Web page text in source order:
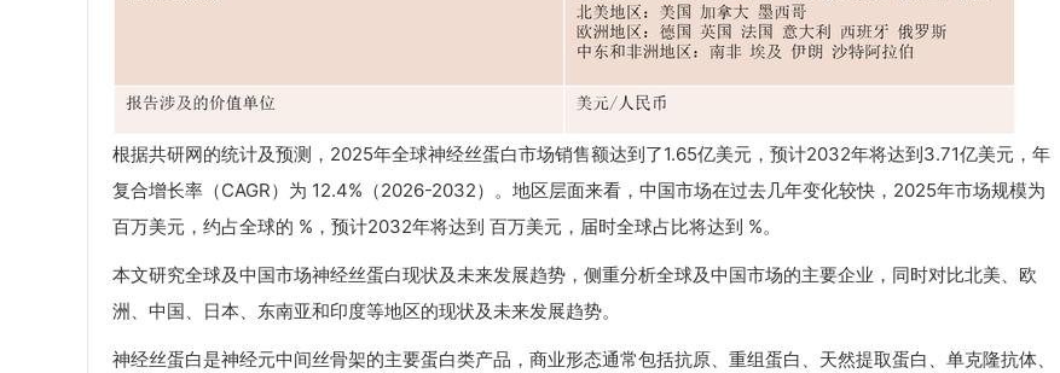
根据共研网的统计及预测，2025年全球神经丝蛋白市场销售额达到了1.65亿美元，预计2032年将达到3.71亿美元，年
复合增长率（CAGR）为 12.4%（2026-2032）。地区层面来看，中国市场在过去几年变化较快，2025年市场规模为
百万美元，约占全球的 %，预计2032年将达到 百万美元，届时全球占比将达到 %。
本文研究全球及中国市场神经丝蛋白现状及未来发展趋势，侧重分析全球及中国市场的主要企业，同时对比北美、欧
洲、中国、日本、东南亚和印度等地区的现状及未来发展趋势。
神经丝蛋白是神经元中间丝骨架的主要蛋白类产品，商业形态通常包括抗原、重组蛋白、天然提取蛋白、单克隆抗体、